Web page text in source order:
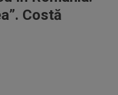
Costă